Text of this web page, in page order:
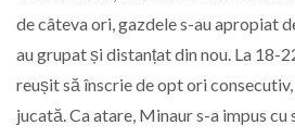
de câteva ori, gazdele s-au apropiat
au grupat și distanțat din nou. La 18-
reușit să înscrie de opt ori
jucată. Ca atare, Minaur s-a impus cu